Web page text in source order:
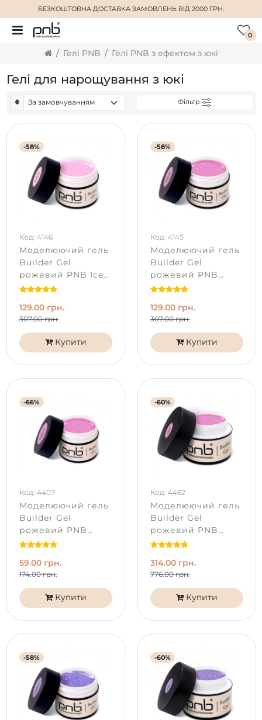
БЕЗКОШТОВНА ДОСТАВКА ЗАМОВЛЕНЬ ВІД 2000 ГРН.
0
Гелі PNB Гелі PNB з ефектом з юкі
Гелі для нарощування з юкі
Фільтр
-58%
Код: 4146
Моделюючий гель
Builder Gel
рожевий PNB Ice
Rose (15 мл)
129.00 грн.
307.00 грн.
Купити
-58%
Код: 4145
Моделюючий гель
Builder Gel
рожевий PNB
Radiant Orchid (15
129.00 грн.
307.00 грн.
Купити
-66%
Код: 4407
Моделюючий гель
Builder Gel
рожевий PNB
Radiant Orchid (5
59.00 грн.
174.00 грн.
Купити
-60%
Код: 4462
Моделюючий гель
Builder Gel
рожевий PNB
Radiant Orchid (50
314.00 грн.
776.00 грн.
Купити
-58% -60%